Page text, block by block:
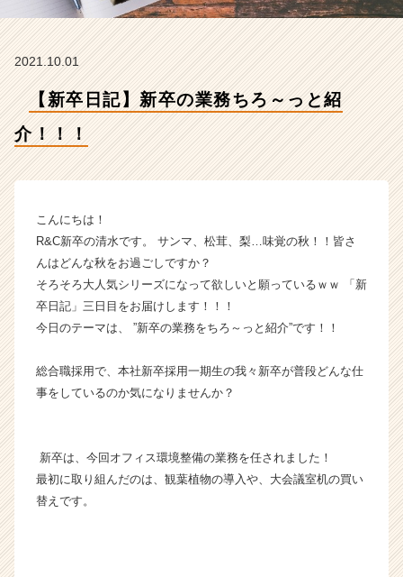
イ
|
ャ
業
か
ら
ス
ウ
ト
就
活
2021.10.01
【新卒日記】新卒の業務ちろ～っと紹
介！！！
こんにちは！
R&C新卒の清水です。 サンマ、松茸、梨…味覚の秋！！皆さ
んはどんな秋をお過ごしですか？
そろそろ大人気シリーズになって欲しいと願っているｗｗ 「新
卒日記」三日目をお届けします！！！
今日のテーマは、 ”新卒の業務をちろ～っと紹介”です！！
総合職採用で、本社新卒採用一期生の我々新卒が普段どんな仕
事をしているのか気になりませんか？
新卒は、今回オフィス環境整備の業務を任されました！
最初に取り組んだのは、観葉植物の導入や、大会議室机の買い
替えです。